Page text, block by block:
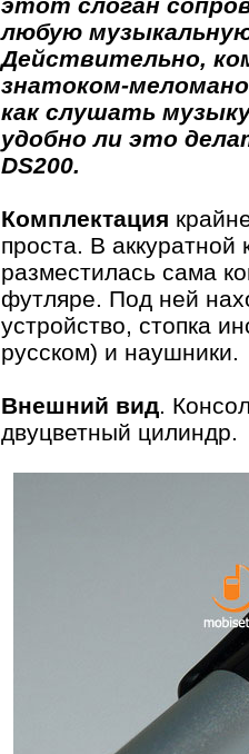
любую
Действительно,
знатоком-
как слушать
удобно ли это
DS200.
Комплектация
проста. В аккуратной
разместилась сама
футляре. Под ней
устройство, стопка
русском) и наушники.
Внешний вид.
двуцветный цилиндр.